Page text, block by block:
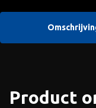
Product